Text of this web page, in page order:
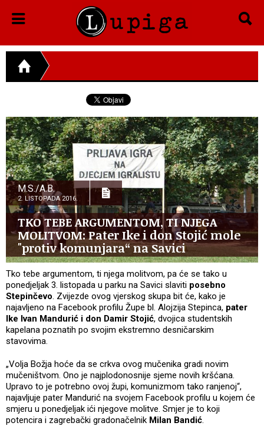
M.S./A.B.
2. LISTOPADA 2016.
TKO TEBE ARGUMENTOM, TI NJEGA
MOLITVOM: Pater Ike i don Stojić mole
"protiv komunjara“ na Savici
Tko tebe argumentom, ti njega molitvom, pa će se tako u
ponedjeljak 3. listopada u parku na Savici slaviti posebno
Stepinčevo. Zvijezde ovog vjerskog skupa bit će, kako je
najavljeno na Facebook profilu Župe bl. Alojzija Stepinca, pater
Ike Ivan Mandurić i don Damir Stojić, dvojica studentskih
kapelana poznatih po svojim ekstremno desničarskim
stavovima.
„Volja Božja hoće da se crkva ovog mučenika gradi novim
mučeništvom. Ono je najplodonosnije sjeme novih kršćana.
Upravo to je potrebno ovoj župi, komunizmom tako ranjenoj“,
najavljuje pater Mandurić na svojem Facebook profilu u kojem će
smjeru u ponedjeljak ići njegove molitve. Smjer je to koji
potencira i zagrebački gradonačelnik Milan Bandić.